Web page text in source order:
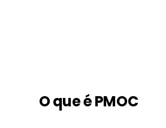
O que é PMOC